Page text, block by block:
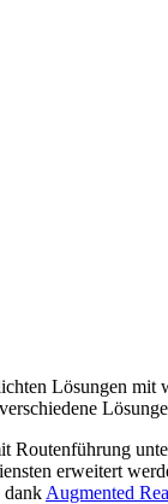
Lösungen mit
erweitert
dank Augmented